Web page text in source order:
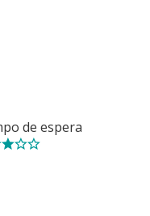
de espera